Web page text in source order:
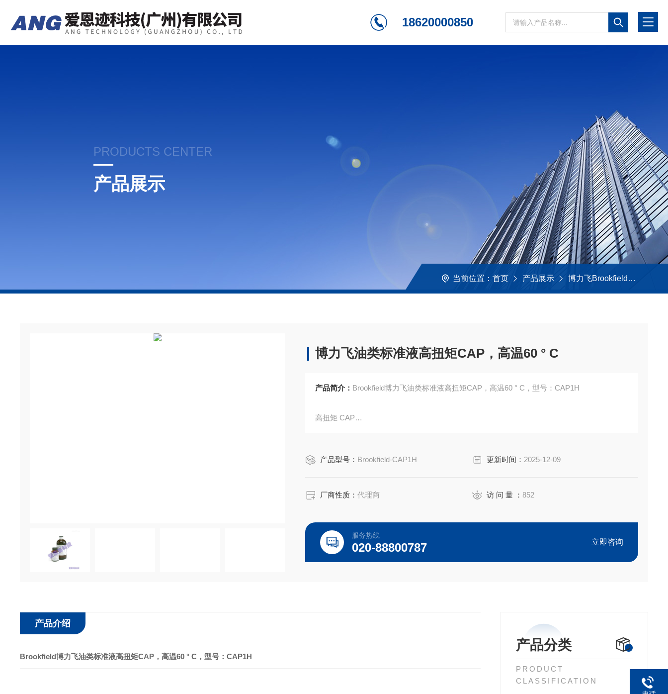
18620000850
PRODUCTS CENTER
产品展示
当前位置： 首页 产品展示 博力飞Brookfield
博力飞油类标准液高扭矩CAP，高温60 ° C
产品简介： Brookfield博力飞油类标准液高扭矩CAP，高温60 ° C，型号：CAP1H
高扭矩 CAP
粘度cP (mPa · s)：89
通用型油类标准液锥/板型粘度计/流变仪的校验。
●精度：粘度值的 +/-1%
产品型号： Brookfield-CAP1H 更新时间： 2025-12-09
厂商性质：代理商 访 问 量 ：852
服务热线
020-88800787 立即咨询
产品分类
PRODUCT
CLASSIFICATION
产品介绍
Brookfield博力飞油类标准液高扭矩CAP，高温60 ° C，型号：CAP1H